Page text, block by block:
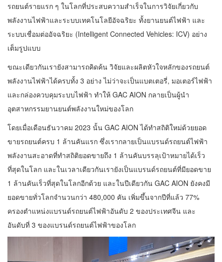
รถยนต์รายแรก ๆ ในโลกที่ประสบความสำเร็จในการวิจัยเกี่ยวกับ
พลังงานไฟฟ้าและระบบเทคโนโลยีอัจฉริยะ ทั้งยานยนต์ไฟฟ้า และ
ระบบเชื่อมต่ออัจฉริยะ (Intelligent Connected Vehicles: ICV) อย่าง
เต็มรูปแบบ
ขณะเดียวกันเรายังสามารถคิดค้น วิจัยและผลิตหัวใจหลักของรถยนต์
พลังงานไฟฟ้าได้ครบทั้ง 3 อย่าง ไม่ว่าจะเป็นแบตเตอรี่, มอเตอร์ไฟฟ้า
และกล่องควบคุมระบบไฟฟ้า ทำให้ GAC AION กลายเป็นผู้นำ
อุตสาหกรรมยานยนต์พลังงานใหม่ของโลก
โดยเมื่อเดือนธันวาคม 2023 นั้น GAC AION ได้ทำสถิติใหม่ด้วยยอด
ขายรถยนต์ครบ 1 ล้านคันแรก ซึ่งเรากลายเป็นแบรนด์รถยนต์ไฟฟ้า
พลังงานสะอาดที่ทำสถิติยอดขายถึง 1 ล้านคันบรรลุเป้าหมายได้เร็ว
ที่สุดในโลก และในเวลาเดียวกันเรายังเป็นแบรนด์รถยนต์ที่มียอดขาย
1 ล้านคันเร็วที่สุดในโลกอีกด้วย และในปีเดียวกัน GAC AION ยังคงมี
ยอดขายทั่วโลกจำนวนกว่า 480,000 คัน เพิ่มขึ้นจากปีที่แล้ว 77%
ครองตำแหน่งแบรนด์รถยนต์ไฟฟ้าอันดับ 2 ของประเทศจีน และ
อันดับที่ 3 ของแบรนด์รถยนต์ไฟฟ้าของโลก